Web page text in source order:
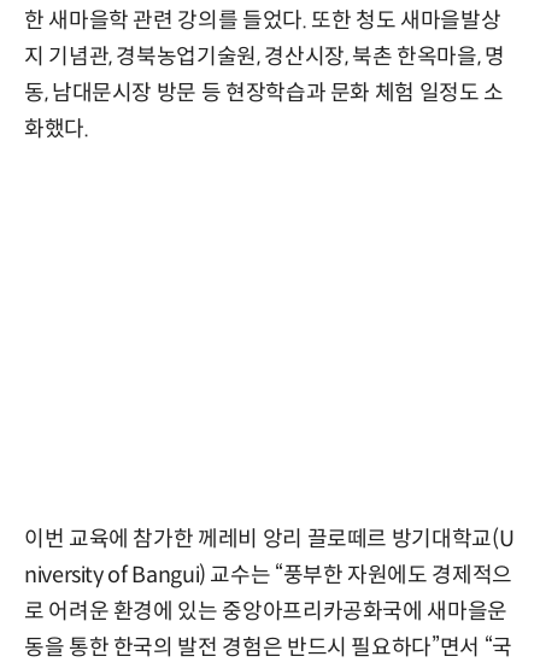
한 새마을학 관련 강의를 들었다. 또한 청도 새마을발상
지 기념관, 경북농업기술원, 경산시장, 북촌 한옥마을, 명
동, 남대문시장 방문 등 현장학습과 문화 체험 일정도 소
화했다.
이번 교육에 참가한 께레비 앙리 끌로떼르 방기대학교(U
niversity of Bangui) 교수는 “풍부한 자원에도 경제적으
로 어려운 환경에 있는 중앙아프리카공화국에 새마을운
동을 통한 한국의 발전 경험은 반드시 필요하다”면서 “국